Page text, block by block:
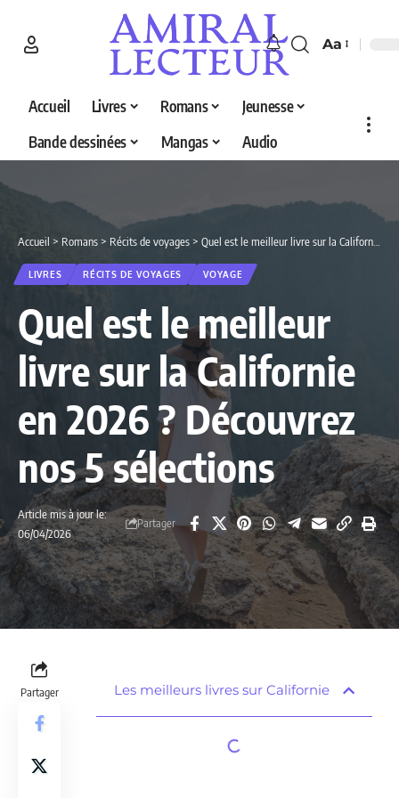
Aa
Accueil Livres Romans
Jeunesse
Bande dessinées
Mangas Audio
Accueil > Romans > Récits de voyages > Quel est le meilleur livre sur la Californie en 2026 ? Découvrez nos 5 sélections
LIVRES RÉCITS DE VOYAGES VOYAGE
Quel est le meilleur
livre sur la Californie
en 2026 ? Découvrez
nos 5 sélections
Article mis à jour le:
06/04/2026
Partager
Partager Les meilleurs livres sur Californie